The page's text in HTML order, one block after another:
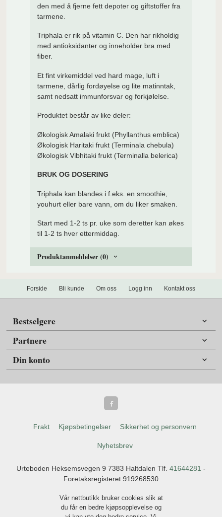
den med å fjerne fett depoter og giftstoffer fra
tarmene.
Triphala er rik på vitamin C. Den har rikholdig
med antioksidanter og inneholder bra med
fiber.
Et fint virkemiddel ved hard mage, luft i
tarmene, dårlig fordøyelse og lite matinntak,
samt nedsatt immunforsvar og forkjølelse.
Produktet består av like deler:
Økologisk Amalaki frukt (Phyllanthus emblica)
Økologisk Haritaki frukt (Terminala chebula)
Økologisk Vibhitaki frukt (Terminalla belerica)
BRUK OG DOSERING
Triphala kan blandes i f.eks. en smoothie,
youhurt eller bare vann, om du liker smaken.
Start med 1-2 ts pr. uke som deretter kan økes
til 1-2 ts hver ettermiddag.
Produktanmeldelser (0)
Forside Bli kunde Om oss Logg inn Kontakt oss
Bestselgere
Partnere
Din konto
Frakt Kjøpsbetingelser Sikkerhet og personvern
Nyhetsbrev
Urteboden Heksemsvegen 9 7383 Haltdalen Tlf. 41644281 -
Foretaksregisteret 919268530
Vår nettbutikk bruker cookies slik at
du får en bedre kjøpsopplevelse og